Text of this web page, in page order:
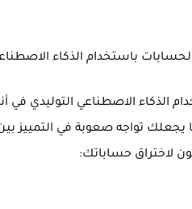
باستخدام الذكاء
الذكاء الاصطناعي التوليدي في
يجعلك تواجه صعوبة في التمييز
لاختراق حساباتك: